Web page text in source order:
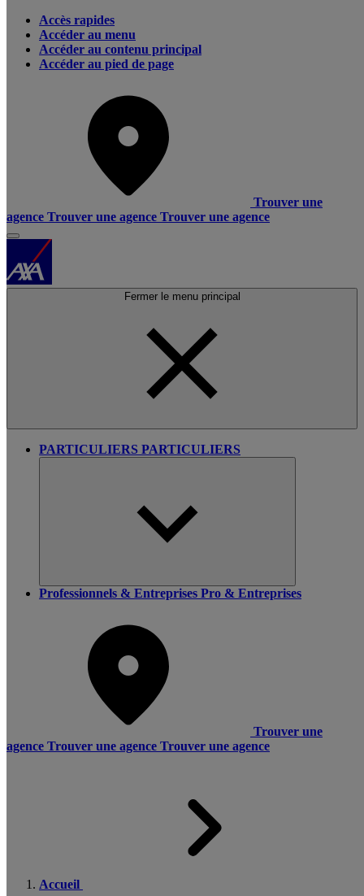
Accès rapides
Accéder au menu
Accéder au contenu principal
Accéder au pied de page
Trouver une
agence Trouver une agence Trouver une agence
Fermer le menu principal
PARTICULIERS PARTICULIERS
Professionnels & Entreprises Pro & Entreprises
Trouver une
agence Trouver une agence Trouver une agence
Accueil